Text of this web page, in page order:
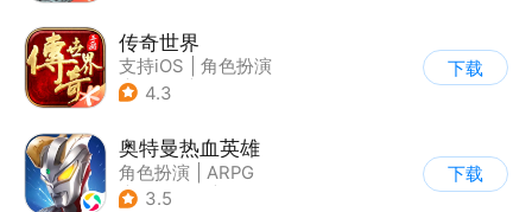
传奇世界
支持iOS
角色扮演
| ARPG
4.3
下载
奥特曼热血英雄
角色扮演
ARPG
| 动漫改编
3.5
下载